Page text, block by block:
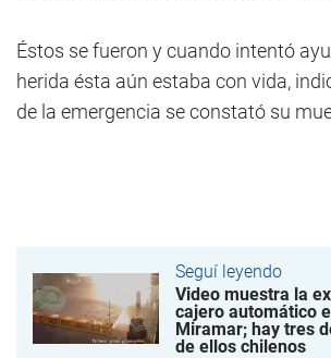
Éstos se fueron y cuando intentó
herida ésta aún estaba con vida,
de la emergencia se constató su
Seguí leyendo
Video muestra la
cajero automático
Miramar; hay tres
de ellos chilenos